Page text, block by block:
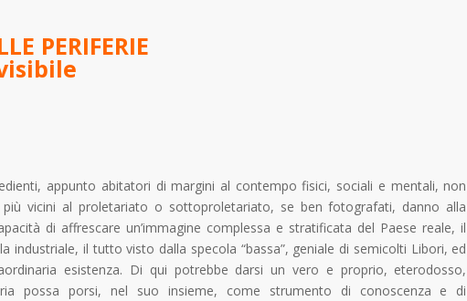
PERIFERIE
appunto abitatori di margini al contempo fisici, sociali e mentali, non
più vicini al proletariato o sottoproletariato, se ben fotografati, danno alla
di affrescare un’immagine complessa e stratificata del Paese reale, il
industriale, il tutto visto dalla specola “bassa”, geniale di semicolti Libori, ed
esistenza. Di qui potrebbe darsi un vero e proprio, eterodosso,
possa porsi, nel suo insieme, come strumento di conoscenza e di